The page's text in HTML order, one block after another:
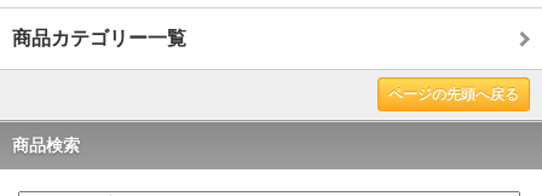
商品カテゴリー一覧
ページの先頭へ戻る
商品検索